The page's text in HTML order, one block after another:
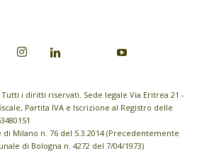
i diritti riservati. Sede legale Via Eritrea 21 -
Partita IVA e Iscrizione al Registro delle
Milano n. 76 del 5.3.2014 (Precedentemente
di Bologna n. 4272 del 7/04/1973)